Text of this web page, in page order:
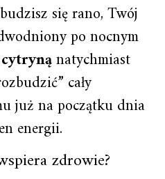
się rano, Twój
po nocnym
natychmiast
cały
już na początku dnia
energii.
zdrowie?